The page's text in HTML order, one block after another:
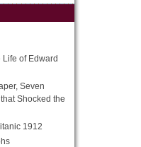
of Edward
Seven
Shocked the
1912